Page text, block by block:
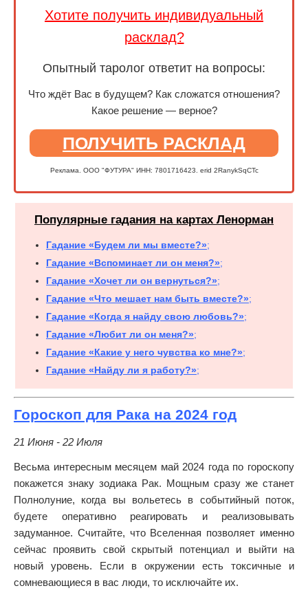
Хотите получить индивидуальный
расклад?
Опытный таролог ответит на вопросы:
Что ждёт Вас в будущем? Как сложатся отношения?
Какое решение — верное?
ПОЛУЧИТЬ РАСКЛАД
Реклама. ООО "ФУТУРА" ИНН: 7801716423. erid 2RanykSqCTc
Популярные гадания на картах Ленорман
Гадание «Будем ли мы вместе?»;
Гадание «Вспоминает ли он меня?»;
Гадание «Хочет ли он вернуться?»;
Гадание «Что мешает нам быть вместе?»;
Гадание «Когда я найду свою любовь?»;
Гадание «Любит ли он меня?»;
Гадание «Какие у него чувства ко мне?»;
Гадание «Найду ли я работу?»;
Гороскоп для Рака на 2024 год
21 Июня - 22 Июля
Весьма интересным месяцем май 2024 года по гороскопу
покажется знаку зодиака Рак. Мощным сразу же станет
Полнолуние, когда вы вольетесь в событийный поток,
будете оперативно реагировать и реализовывать
задуманное. Считайте, что Вселенная позволяет именно
сейчас проявить свой скрытый потенциал и выйти на
новый уровень. Если в окружении есть токсичные и
сомневающиеся в вас люди, то исключайте их.